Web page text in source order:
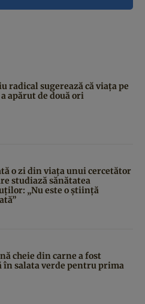
radical sugerează că viața pe
apărut de două ori
o zi din viața unui cercetător
studiază sănătatea
„Nu este o știință
cheie din carne a fost
în salata verde pentru prima